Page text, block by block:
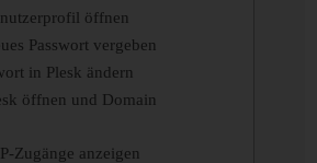
öffnen
Passwort vergeben
in Plesk ändern
öffnen und Domain
Zugänge anzeigen